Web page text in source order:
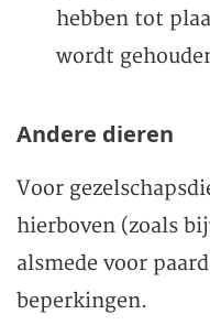
hebben tot
wordt
Andere dieren
Voor
hierboven (zoals
alsmede voor
beperkingen.